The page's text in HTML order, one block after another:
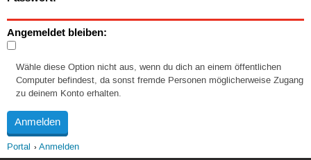
Angemeldet bleiben:
Wähle diese Option nicht aus, wenn du dich an einem öffentlichen
Computer befindest, da sonst fremde Personen möglicherweise Zugang
zu deinem Konto erhalten.
Portal Anmelden